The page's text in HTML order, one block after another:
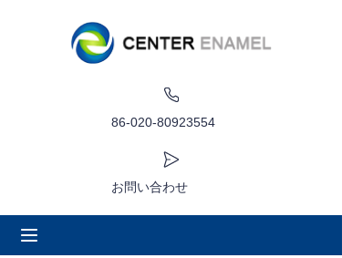
86-020-80923554
お問い合わせ
アプリケーション